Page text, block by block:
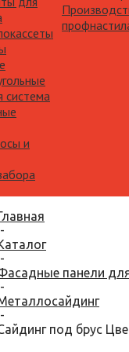
система
и
-
-
панели
-
-
под брус